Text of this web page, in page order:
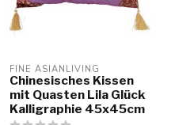
FINE ASIANLIVING
Chinesisches Kissen
mit Quasten Lila Glück
Kalligraphie 45x45cm